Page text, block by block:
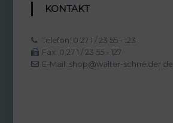
KONTAKT
Telefon: 0 27 1 / 23 55 - 123
Fax: 0 27 1 / 23 55 - 127
E-Mail: shop@walter-schneider.de